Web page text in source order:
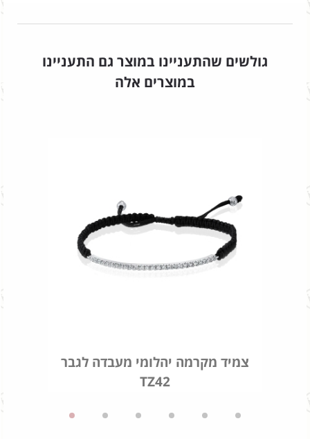
גולשים שהתעניינו במוצר גם התעניינו
במוצרים אלה
צמיד מקרמה יהלומי מעבדה לגבר
TZ42